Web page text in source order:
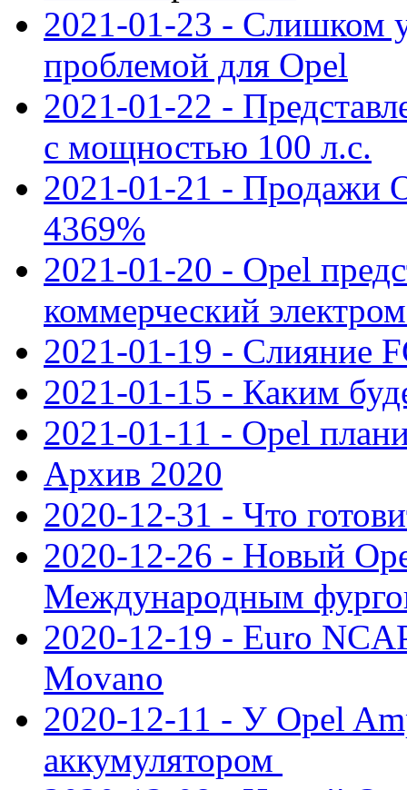
2021-01-23 - Слишком
проблемой для Opel
2021-01-22 -
с мощностью 100 л.с.
2021-01-21 - Продажи
4369%
2021-01-20 - Opel
коммерческий
2021-01-19 - Слияние
2021-01-15 - Каким
2021-01-11 - Opel
Архив 2020
2020-12-31 - Что
2020-12-26 - Новый
Международным
2020-12-19 - Euro
Movano
2020-12-11 - У Opel
аккумулятором